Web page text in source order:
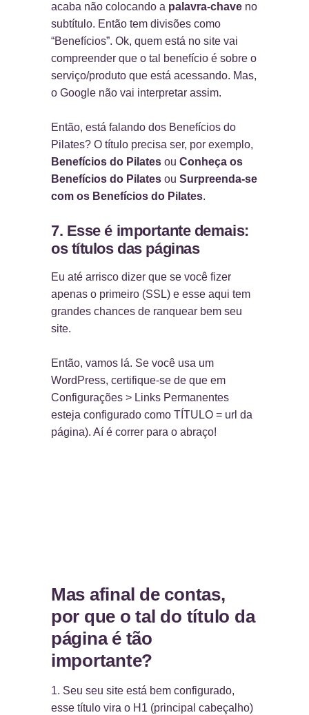
acaba não colocando a palavra-chave no
subtítulo. Então tem divisões como
“Benefícios”. Ok, quem está no site vai
compreender que o tal benefício é sobre o
serviço/produto que está acessando. Mas,
o Google não vai interpretar assim.
Então, está falando dos Benefícios do
Pilates? O título precisa ser, por exemplo,
Benefícios do Pilates ou Conheça os
Benefícios do Pilates ou Surpreenda-se
com os Benefícios do Pilates.
7. Esse é importante demais:
os títulos das páginas
Eu até arrisco dizer que se você fizer
apenas o primeiro (SSL) e esse aqui tem
grandes chances de ranquear bem seu
site.
Então, vamos lá. Se você usa um
WordPress, certifique-se de que em
Configurações > Links Permanentes
esteja configurado como TÍTULO = url da
página). Aí é correr para o abraço!
Mas afinal de contas,
por que o tal do título da
página é tão
importante?
Seu seu site está bem configurado,
esse título vira o H1 (principal cabeçalho)